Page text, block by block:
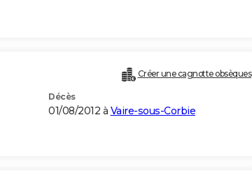
Créer une cagnotte obsèques
Décès
01/08/2012 à Vaire-sous-Corbie